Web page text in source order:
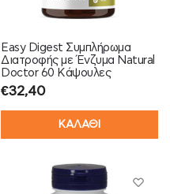
Easy Digest Συμπλήρωμα
Διατροφής με Ένζυμα Natural
Doctor 60 Κάψουλες
€32,40
ΚΑΛΑΘΙ